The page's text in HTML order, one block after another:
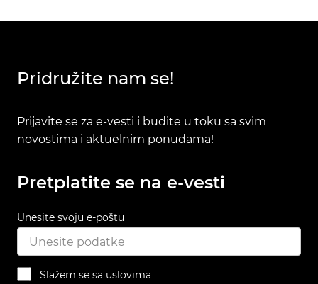
Pridružite nam se!
Prijavite se za e-vesti i budite u toku sa svim
novostima i aktuelnim ponudama!
Pretplatite se na e-vesti
Unesite svoju e-poštu
Slažem se sa uslovima